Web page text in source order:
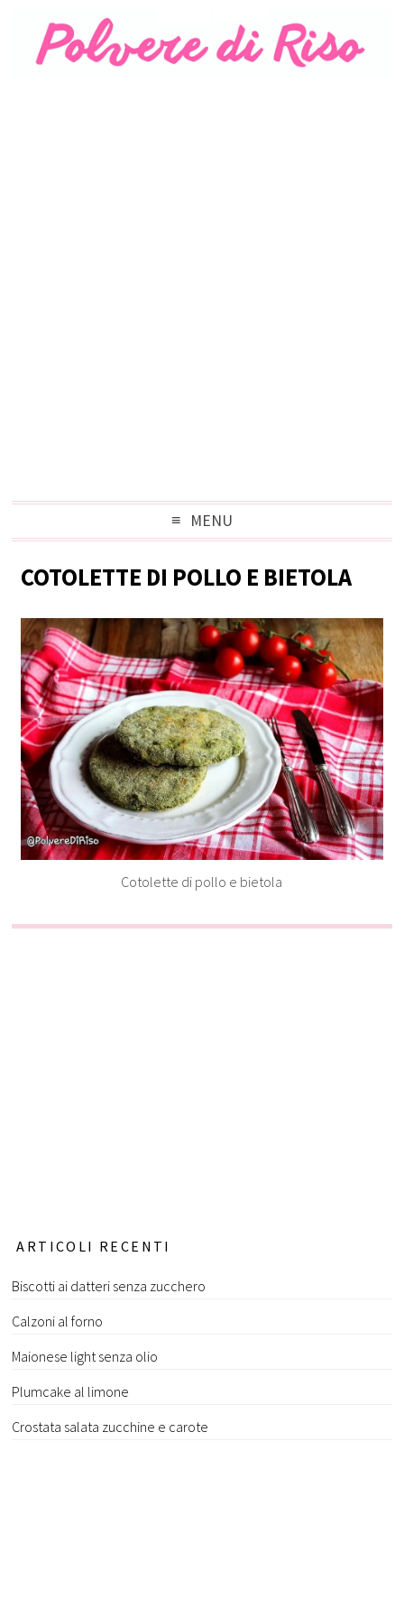
MENU
COTOLETTE DI POLLO E BIETOLA
Cotolette di pollo e bietola
ARTICOLI RECENTI
Biscotti ai datteri senza zucchero
Calzoni al forno
Maionese light senza olio
Plumcake al limone
Crostata salata zucchine e carote